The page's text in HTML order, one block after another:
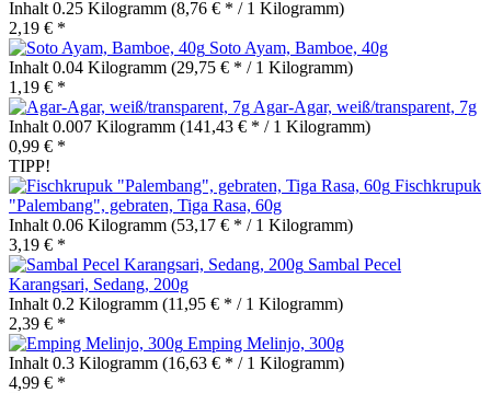
Inhalt 0.25 Kilogramm (8,76 € * / 1 Kilogramm)
2,19 € *
Soto Ayam, Bamboe, 40g
Inhalt 0.04 Kilogramm (29,75 € * / 1 Kilogramm)
1,19 € *
Agar-Agar, weiß/transparent, 7g
Inhalt 0.007 Kilogramm (141,43 € * / 1 Kilogramm)
0,99 € *
TIPP!
Fischkrupuk
"Palembang", gebraten, Tiga Rasa, 60g
Inhalt 0.06 Kilogramm (53,17 € * / 1 Kilogramm)
3,19 € *
Sambal Pecel
Karangsari, Sedang, 200g
Inhalt 0.2 Kilogramm (11,95 € * / 1 Kilogramm)
2,39 € *
Emping Melinjo, 300g
Inhalt 0.3 Kilogramm (16,63 € * / 1 Kilogramm)
4,99 € *